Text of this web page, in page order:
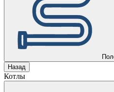
Назад
Котлы